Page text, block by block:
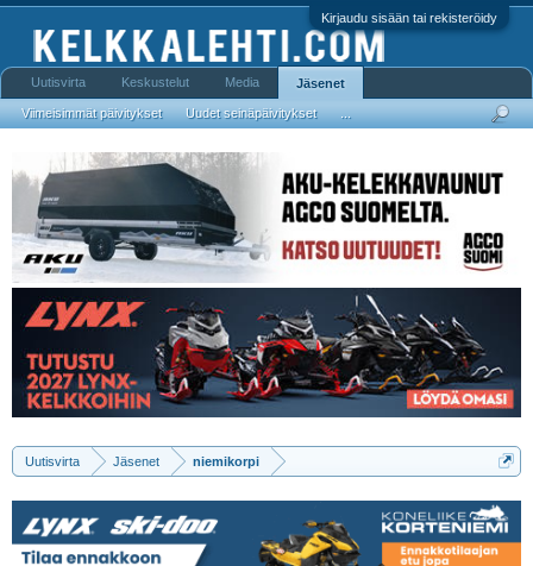
Kirjaudu sisään tai rekisteröidy
Uutisvirta Jäsenet niemikorpi
Uutisvirta Keskustelut Media Jäsenet
Viimeisimmät päivitykset Uudet seinäpäivitykset